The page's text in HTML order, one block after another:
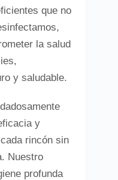
que no
la salud
y saludable.
y
rincón sin
Nuestro
profunda